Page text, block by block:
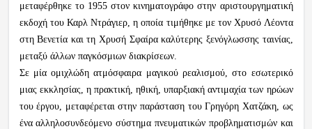
μεταφέρθηκε το 1955 στον κινηματογράφο στην αριστουργηματική
εκδοχή του Καρλ Ντράγιερ, η οποία τιμήθηκε με τον Χρυσό Λέοντα
στη Βενετία και τη Χρυσή Σφαίρα καλύτερης ξενόγλωσσης ταινίας,
μεταξύ άλλων παγκόσμιων διακρίσεων.
Σε μία ομιχλώδη ατμόσφαιρα μαγικού ρεαλισμού, στο εσωτερικό
μιας εκκλησίας, η πρακτική, ηθική, υπαρξιακή αντιμαχία των ηρώων
του έργου, μεταφέρεται στην παράσταση του Γρηγόρη Χατζάκη, ως
ένα αλληλοσυνδεόμενο σύστημα πνευματικών προβληματισμών και